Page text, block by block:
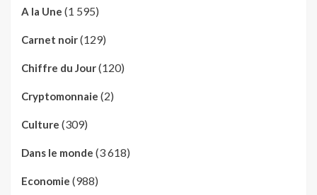
A la Une (1 595)
Carnet noir(129)
Chiffre du Jour(120)
Cryptomonnaie (2)
Culture (309)
Dans le monde (3 618)
Economie (988)